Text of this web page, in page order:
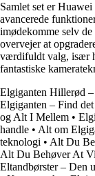
Samlet set er
avancerede
imødekomme selv
overvejer at
værdifuldt valg, især
fantastiske
Elgiganten Hillerød
Elgiganten – Find
og Alt I Mellem •
handle • Alt om
teknologi • Alt Du
Alt Du Behøver At
Eltandbørster – Den